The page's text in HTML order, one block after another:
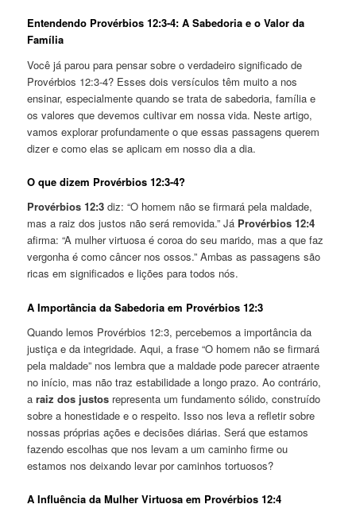
Entendendo Provérbios 12:3-4: A Sabedoria e o Valor da
Família
Você já parou para pensar sobre o verdadeiro significado de
Provérbios 12:3-4? Esses dois versículos têm muito a nos
ensinar, especialmente quando se trata de sabedoria, família e
os valores que devemos cultivar em nossa vida. Neste artigo,
vamos explorar profundamente o que essas passagens querem
dizer e como elas se aplicam em nosso dia a dia.
O que dizem Provérbios 12:3-4?
Provérbios 12:3 diz: “O homem não se firmará pela maldade,
mas a raiz dos justos não será removida.” Já Provérbios 12:4
afirma: “A mulher virtuosa é coroa do seu marido, mas a que faz
vergonha é como câncer nos ossos.” Ambas as passagens são
ricas em significados e lições para todos nós.
A Importância da Sabedoria em Provérbios 12:3
Quando lemos Provérbios 12:3, percebemos a importância da
justiça e da integridade. Aqui, a frase “O homem não se firmará
pela maldade” nos lembra que a maldade pode parecer atraente
no início, mas não traz estabilidade a longo prazo. Ao contrário,
araiz dos justos representa um fundamento sólido, construído
sobre a honestidade e o respeito. Isso nos leva a refletir sobre
nossas próprias ações e decisões diárias. Será que estamos
fazendo escolhas que nos levam a um caminho firme ou
estamos nos deixando levar por caminhos tortuosos?
A Influência da Mulher Virtuosa em Provérbios 12:4